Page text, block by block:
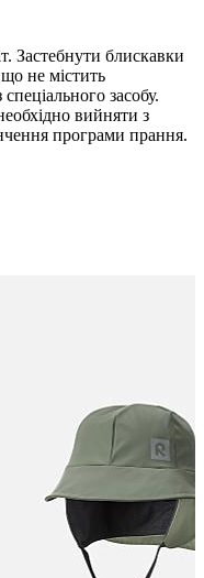
Застебнути блискавки
не містить
засобу.
вийняти з
програми прання.